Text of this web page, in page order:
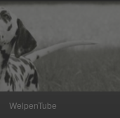
WelpenTube